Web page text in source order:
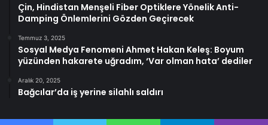
Çin, Hindistan Menşeli Fiber Optiklere Yönelik Anti-
Damping Önlemlerini Gözden Geçirecek
Temmuz 3, 2025
Sosyal Medya Fenomeni Ahmet Hakan Keleş: Boyum
yüzünden hakarete uğradım, ‘Var olman hata’ dediler
Aralık 20, 2025
Bağcılar’da iş yerine silahlı saldırı